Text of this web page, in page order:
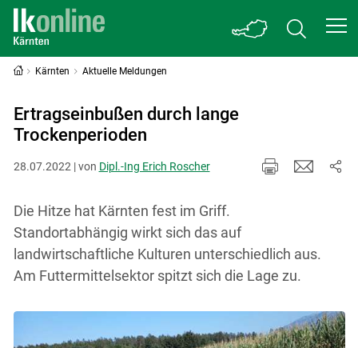
Kärnten Aktuelle Meldungen
Ertragseinbußen durch lange
Trockenperioden
28.07.2022 | von Dipl.-Ing Erich Roscher
Die Hitze hat Kärnten fest im Griff.
Standortabhängig wirkt sich das auf
landwirtschaftliche Kulturen unterschiedlich aus.
Am Futtermittelsektor spitzt sich die Lage zu.